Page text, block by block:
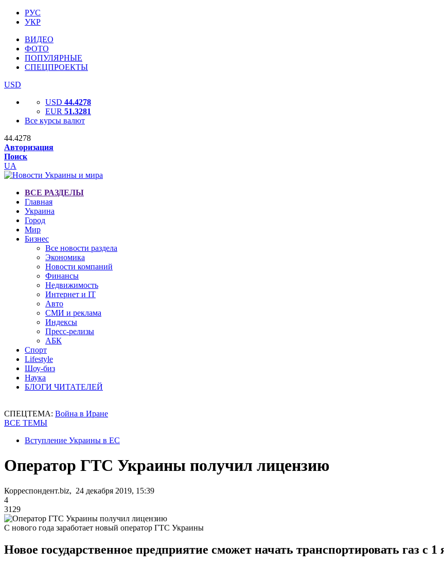
РУС
УКР
ВИДЕО
ФОТО
ПОПУЛЯРНЫЕ
СПЕЦПРОЕКТЫ
USD
USD 44.4278
EUR 51.3281
Все курсы валют
44.4278
Авторизация
Поиск
UA
ВСЕ РАЗДЕЛЫ
Главная
Украина
Город
Мир
Бизнес
Все новости раздела
Экономика
Новости компаний
Финансы
Недвижимость
Интернет и IT
Авто
СМИ и реклама
Индексы
Пресс-релизы
АБК
Спорт
Lifestyle
Шоу-биз
Наука
БЛОГИ ЧИТАТЕЛЕЙ
СПЕЦТЕМА: Война в Иране
ВСЕ ТЕМЫ
Вступление Украины в ЕС
Оператор ГТС Украины получил лицензию
Корреспондент.biz, 24 декабря 2019, 15:39
4
3129
С нового года заработает новый оператор ГТС Украины
Новое государственное предприятие сможет начать транспортировать газ с 1